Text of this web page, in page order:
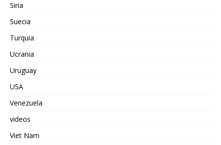
Siria
Suecia
Turquia
Ucrania
Uruguay
USA
Venezuela
videos
Viet Nam